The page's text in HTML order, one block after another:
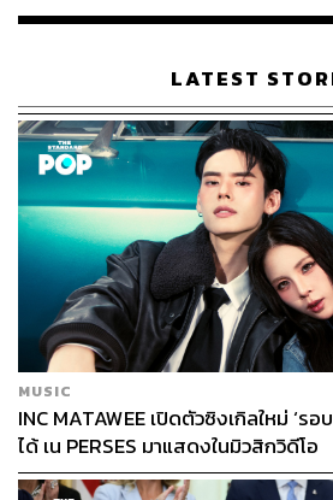
เบื้องต้นนอกจากขยายสาขาในไทยแล้
เป็นหลัก เนื่องจากต้นทุนการดำเนินง
ทางการแพทย์และการบริหาร ซึ่งตอบ
เปิดสาขาในต่างประเทศ
อ้างอิง:
https://kmc.exim.go.th/detail/
8090157
https://
al-media/Pages/Th-Cosmetic-
-FB-2025-09-22.aspx
สามารถติดตาม THE
ผ่านแอปพลิเคชันต่างๆ ที่คุณสะดวกห
เรือนไทยที่ถูกซุกไว้
LATEST
MUSIC
INC MATAWEE เปิดตัวซิงเกิลใหม่ ‘ร
ได้ เน PERSES มาแสดงในมิวสิกวิดีโอ